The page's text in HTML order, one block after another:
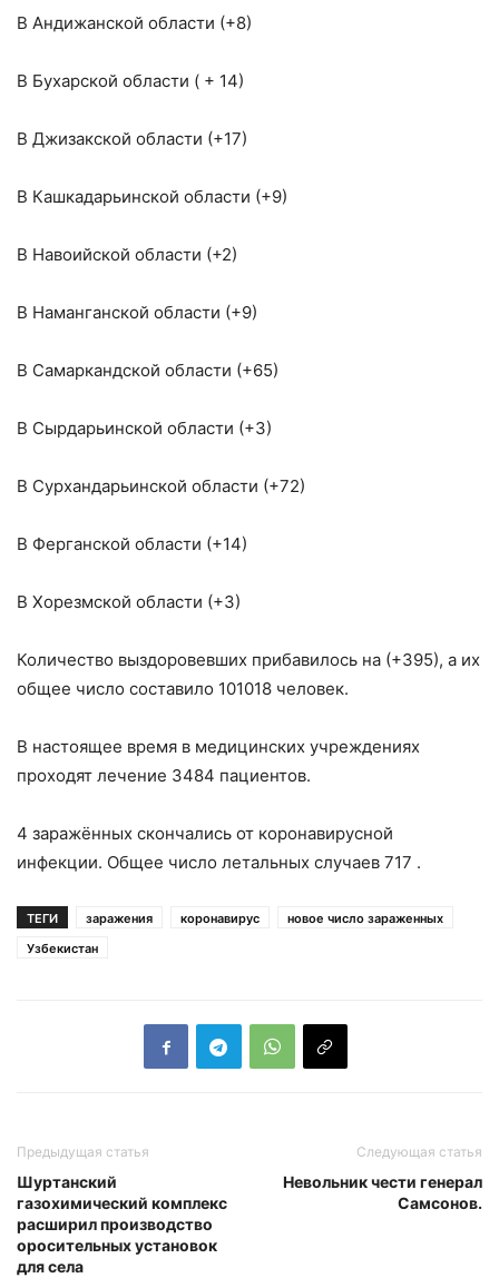
В Андижанской области (+8)
В Бухарской области ( + 14)
В Джизакской области (+17)
В Кашкадарьинской области (+9)
В Навоийской области (+2)
В Наманганской области (+9)
В Самаркандской области (+65)
В Сырдарьинской области (+3)
В Сурхандарьинской области (+72)
В Ферганской области (+14)
В Хорезмской области (+3)
Количество выздоровевших прибавилось на (+395), а их
общее число составило 101018 человек.
В настоящее время в медицинских учреждениях
проходят лечение 3484 пациентов.
4 заражённых скончались от коронавирусной
инфекции. Общее число летальных случаев 717 .
ТЕГИ заражения коронавирус
новое число зараженных
Узбекистан
Предыдущая статья
Шуртанский
газохимический комплекс
расширил производство
оросительных установок
для села
Следующая статья
Невольник чести генерал
Самсонов.